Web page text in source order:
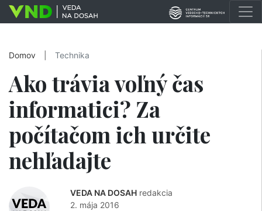
Domov Technika
Ako trávia voľný čas
informatici? Za
počítačom ich určite
nehľadajte
VEDA NA DOSAH redakcia
2. mája 2016